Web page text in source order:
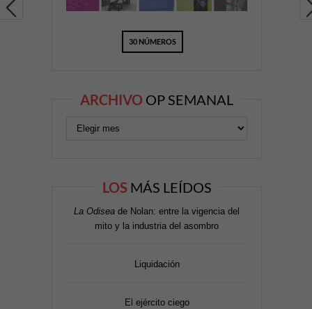
30 NÚMEROS
ARCHIVO OP SEMANAL
LOS MÁS LEÍDOS
La Odisea de Nolan: entre la vigencia del
mito y la industria del asombro
Liquidación
El ejército ciego